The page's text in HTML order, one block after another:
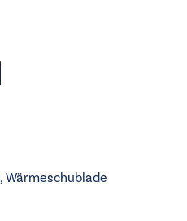
, Wärmeschublade